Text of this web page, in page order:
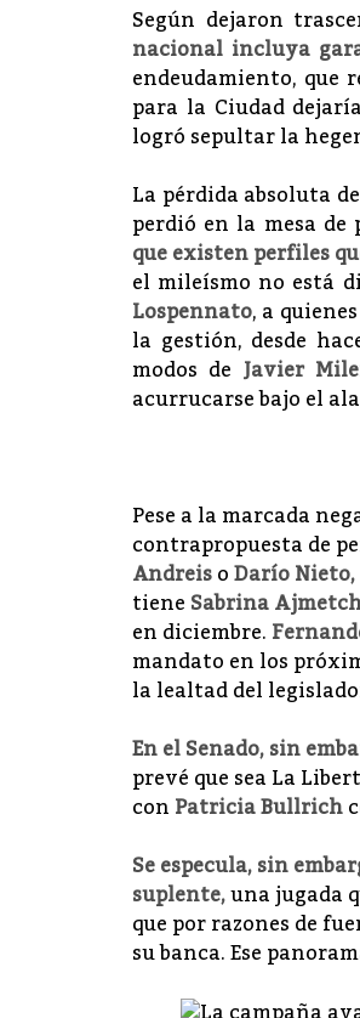
Según dejaron
nacional incluya
endeudamiento, que
para la Ciudad
logró sepultar la
La pérdida absoluta
perdió en la mesa
que existen perfiles
el mileísmo no está
Lospennato, a
la gestión, desde
modos de Javier
acurrucarse bajo el
Pese a la marcada
contrapropuesta de
AndreisoDarío Nieto,
tieneSabrina
en diciembre.
mandato en los
la lealtad del
En el Senado, sin
prevé que sea La
conPatricia Bullrich
Se especula, sin
suplente,una jugada
que por razones de
su banca. Ese